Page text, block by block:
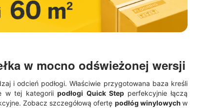
w mocno odświeżonej wersji
i odcień podłogi. Właściwie przygotowana baza kreśli
w tej kategoriipodłogi Quick Step perfekcyjnie łączą
Zobacz szczegółową ofertę podłóg winylowychw